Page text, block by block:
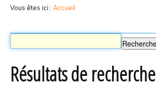
Vous êtes ici : Accueil
Résultats de recherche